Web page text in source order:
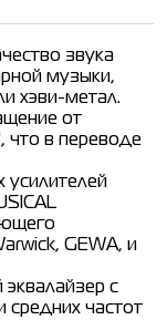
звука
музыки,
хэви-метал.
от
что в переводе
усилителей
GEWA, и
эквалайзер с
средних частот